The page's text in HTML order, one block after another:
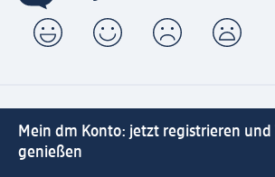
Mein dm Konto: jetzt registrieren und
genießen